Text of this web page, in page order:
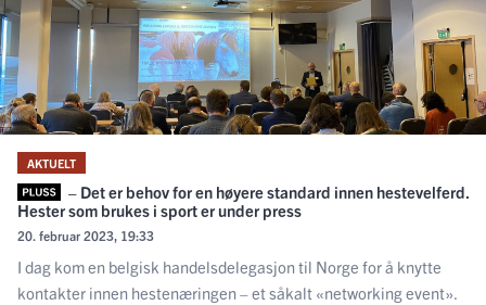
AKTUELT
– Det er behov for en høyere standard innen hestevelferd.
Hester som brukes i sport er under press
20. februar 2023, 19:33
I dag kom en belgisk handelsdelegasjon til Norge for å knytte
kontakter innen hestenæringen – et såkalt «networking event».